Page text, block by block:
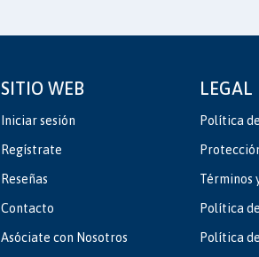
SITIO WEB
Iniciar sesión
Regístrate
Reseñas
Contacto
Asóciate con Nosotros
LEGAL
Política
Términos
Política
Política